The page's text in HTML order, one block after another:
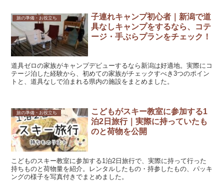
旅の準備・お役立ち
子連れキャンプ初心者｜新潟で道
具なしキャンプをするなら、コテ
ージ・手ぶらプランをチェック！
道具ゼロの家族がキャンプデビューするなら新潟は好適地。実際にコ
テージ泊した経験から、初めての家族がチェックすべき3つのポイン
トと、道具なしで泊まれる県内の施設をまとめました。
旅の準備・お役立ち
こどもがスキー教室に参加する1
泊2日旅行｜実際に持っていたも
のと荷物を公開
こどものスキー教室に参加する1泊2日旅行で、実際に持って行った
持ちものと荷物量を紹介。レンタルしたもの・持参したもの、パッキ
ングの様子を写真付きでまとめました。